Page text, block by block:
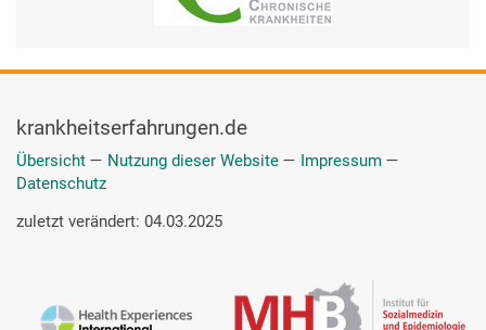
krankheitserfahrungen.de
Übersicht — Nutzung dieser Website — Impressum —
Datenschutz
zuletzt verändert: 04.03.2025